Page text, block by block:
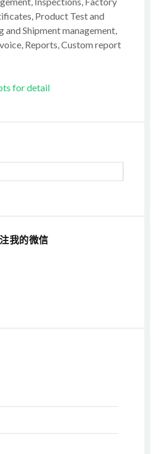
Product Test and
Shipment management,
Reports, Custom report
for detail
我的微信